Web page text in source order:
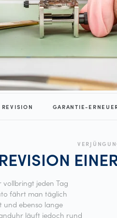
REVISION GARANTIE-
REVISION
vollbringt jeden Tag
fährt man täglich
und ebenso lange
läuft jedoch rund
pro Tag auf
und vom Anker der
Das sind
den Motor einer